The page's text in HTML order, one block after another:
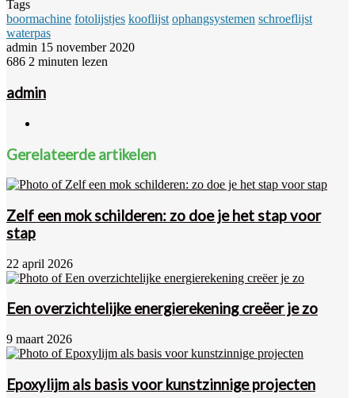
Tags
boormachine fotolijstjes kooflijst ophangsystemen schroeflijst
waterpas
admin Send
an
15 november 2020
686 2 minuten lezen
admin
Gerelateerde artikelen
Zelf een mok schilderen: zo doe je het stap voor
stap
22 april 2026
Een overzichtelijke energierekening creëer je zo
9 maart 2026
Epoxylijm als basis voor kunstzinnige projecten